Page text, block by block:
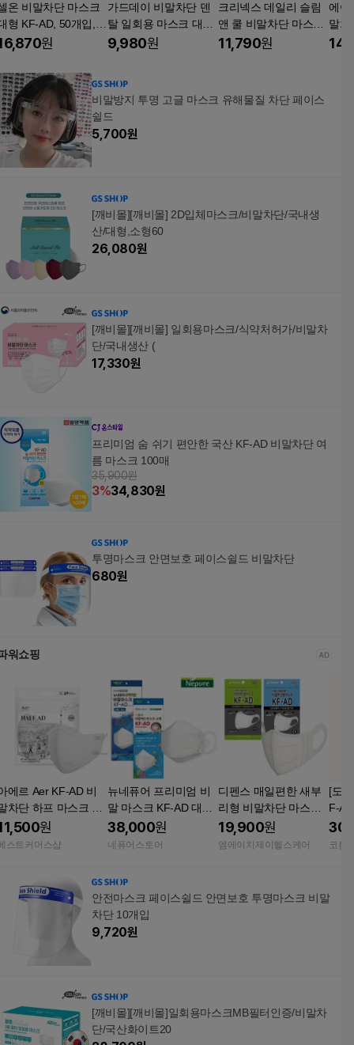
온 비말차단 마스크
형 KF-AD, 50개입, 3
, 화이트원
가드데이 비말차단 덴
탈 일회용 마스크 대형
KF-AD, 50개입, 4개, 흰
9,980원
크리넥스 데일리 슬림
앤 쿨 비말차단 마스크
대형 KF-AD, 60개입, 1
11,790원
에어
말차
(대
비말방지 투명 고글 마스크 유해물질 차단 페이스
쉴드
5,700원
[깨비몰][깨비몰] 2D입체마스크/비말차단/국내생
산/대형,소형60
26,080원
[깨비몰][깨비몰] 일회용마스크/식약처허가/비말차
단/국내생산 (
17,330원
프리미엄 숨 쉬기 편안한 국산 KF-AD 비말차단 여
름 마스크 100매
35,900원
3%34,830원
투명마스크 안면보호 페이스쉴드 비말차단
680원
워쇼핑
에르 Aer KF-AD 비
차단 하프 마스크 25
(1박스) /국내생산/여
마스크
원
스트커머스샵
뉴네퓨어 프리미엄 비
말 마스크 KF-AD 대형
(80매) 또는 비말 에스
소형(60매)
38,000원
네퓨어스토어
디펜스 매일편한 새부
리형 비말차단 마스크
KF-AD 중형 대형 100
매
19,900원
엠에이치제이헬스케어
[도
F-
리형
00개
코튼
안전마스크 페이스쉴드 안면보호 투명마스크 비말
차단 10개입
9,720원
[깨비몰][깨비몰]일회용마스크MB필터인증/비말차
단/국산화이트20